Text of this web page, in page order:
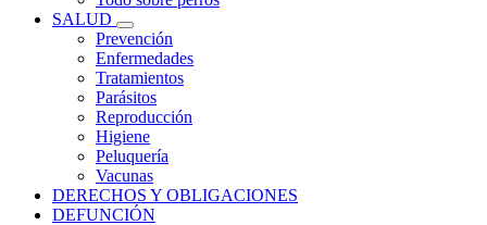
SALUD
Prevención
Enfermedades
Tratamientos
Parásitos
Reproducción
Higiene
Peluquería
Vacunas
DERECHOS Y OBLIGACIONES
DEFUNCIÓN